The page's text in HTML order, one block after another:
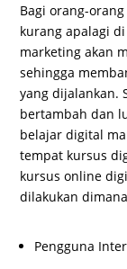
Bagi orang-
kurang apalagi
marketing akan
sehingga
yang dijalankan.
bertambah dan
belajar digital
tempat kursus
kursus online
dilakukan
Pengguna